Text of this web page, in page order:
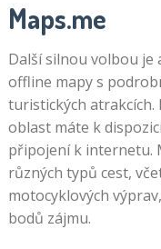
Maps.me
Další silnou volbou je
offline mapy s
turistických atrakcích.
oblast máte k
připojení k internetu.
různých typů cest,
motocyklových
bodů zájmu.